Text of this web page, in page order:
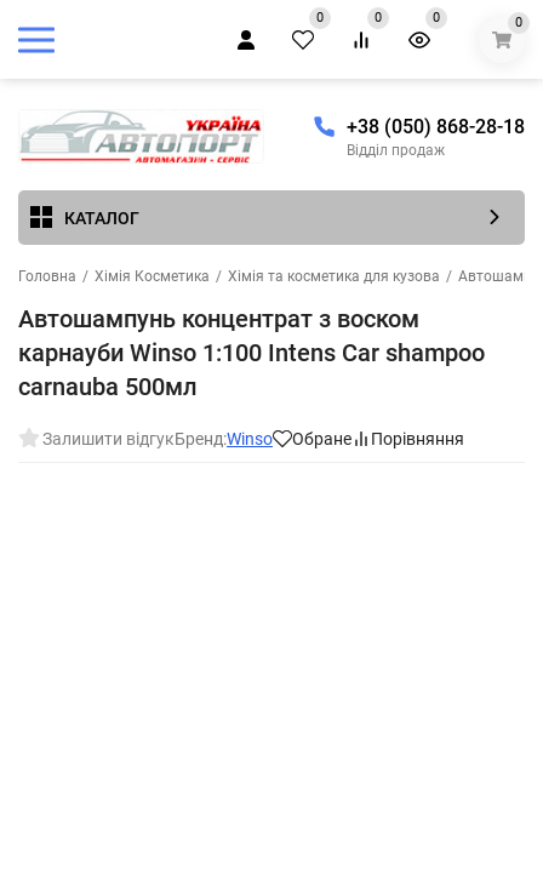
0 0 0 0
+38 (050) 868-28-18
Відділ продаж
КАТАЛОГ
Головна / Хімія Косметика / Хімія та косметика для кузова /
Автошампунь концентрат з воском
карнауби Winso 1:100 Intens Car shampoo
carnauba 500мл
Залишити відгукБренд:Winso Обране Порівняння